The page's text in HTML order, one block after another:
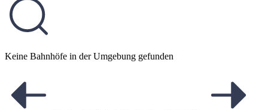
Keine Bahnhöfe in der Umgebung gefunden